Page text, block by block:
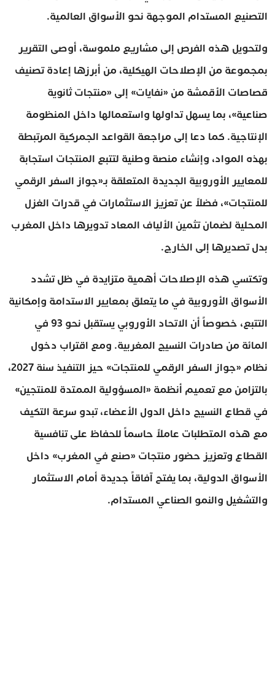
التصنيع المستدام الموجهة نحو الأسواق العالمية.
ولتحويل هذه الفرص إلى مشاريع ملموسة، أوصى التقرير
بمجموعة من الإصلاحات الهيكلية، من أبرزها إعادة تصنيف
قصاصات الأقمشة من «نفايات» إلى «منتجات ثانوية
صناعية»، بما يسهل تداولها واستعمالها داخل المنظومة
الإنتاجية. كما دعا إلى مراجعة القواعد الجمركية المرتبطة
بهذه المواد، وإنشاء منصة وطنية لتتبع المنتجات استجابة
للمعايير الأوروبية الجديدة المتعلقة بـ«جواز السفر الرقمي
للمنتجات»، فضلاً عن تعزيز الاستثمارات في قدرات الغزل
المحلية لضمان تثمين الألياف المعاد تدويرها داخل المغرب
بدل تصديرها إلى الخارج.
وتكتسي هذه الإصلاحات أهمية متزايدة في ظل تشدد
الأسواق الأوروبية في ما يتعلق بمعايير الاستدامة وإمكانية
التتبع، خصوصاً أن الاتحاد الأوروبي يستقبل نحو 93 في
المائة من صادرات النسيج المغربية. ومع اقتراب دخول
نظام «جواز السفر الرقمي للمنتجات» حيز التنفيذ سنة 2027،
بالتزامن مع تعميم أنظمة «المسؤولية الممتدة للمنتجين»
في قطاع النسيج داخل الدول الأعضاء، تبدو سرعة التكيف
مع هذه المتطلبات عاملاً حاسماً للحفاظ على تنافسية
القطاع وتعزيز حضور منتجات «صنع في المغرب» داخل
الأسواق الدولية، بما يفتح آفاقاً جديدة أمام الاستثمار
والتشغيل والنمو الصناعي المستدام.